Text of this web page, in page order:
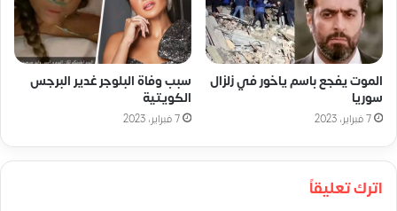
الموت يفجع باسم ياخور في زلزال
سوريا
7 فبراير، 2023
سبب وفاة البلوجر غدير البرجس
الكويتية
7 فبراير، 2023
اترك تعليقاً